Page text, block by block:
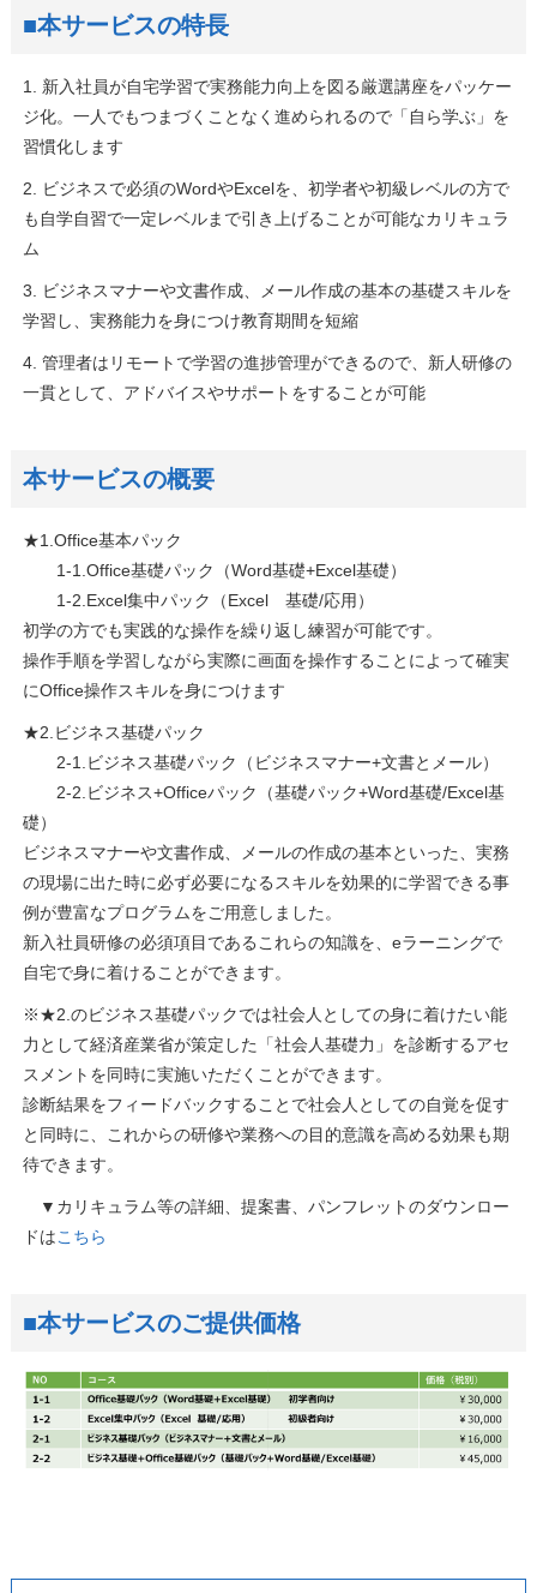
■本サービスの特長
1. 新入社員が自宅学習で実務能力向上を図る厳選講座をパッケー
ジ化。一人でもつまづくことなく進められるので「自ら学ぶ」を
習慣化します
2. ビジネスで必須のWordやExcelを、初学者や初級レベルの方で
も自学自習で一定レベルまで引き上げることが可能なカリキュラ
ム
3. ビジネスマナーや文書作成、メール作成の基本の基礎スキルを
学習し、実務能力を身につけ教育期間を短縮
4. 管理者はリモートで学習の進捗管理ができるので、新人研修の
一貫として、アドバイスやサポートをすることが可能
本サービスの概要
★1.Office基本パック
1-1.Office基礎パック（Word基礎+Excel基礎）
1-2.Excel集中パック（Excel 基礎/応用）
初学の方でも実践的な操作を繰り返し練習が可能です。
操作手順を学習しながら実際に画面を操作することによって確実
にOffice操作スキルを身につけます
★2.ビジネス基礎パック
2-1.ビジネス基礎パック（ビジネスマナー+文書とメール）
2-2.ビジネス+Officeパック（基礎パック+Word基礎/Excel基
礎）
ビジネスマナーや文書作成、メールの作成の基本といった、実務
の現場に出た時に必ず必要になるスキルを効果的に学習できる事
例が豊富なプログラムをご用意しました。
新入社員研修の必須項目であるこれらの知識を、eラーニングで
自宅で身に着けることができます。
※★2.のビジネス基礎パックでは社会人としての身に着けたい能
力として経済産業省が策定した「社会人基礎力」を診断するアセ
スメントを同時に実施いただくことができます。
診断結果をフィードバックすることで社会人としての自覚を促す
と同時に、これからの研修や業務への目的意識を高める効果も期
待できます。
▼カリキュラム等の詳細、提案書、パンフレットのダウンロー
ドはこちら
■本サービスのご提供価格